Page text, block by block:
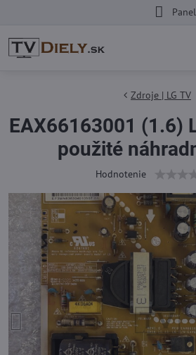
Zdroje | LG TV
EAX66163001 (1.6)
použité
Hodnotenie